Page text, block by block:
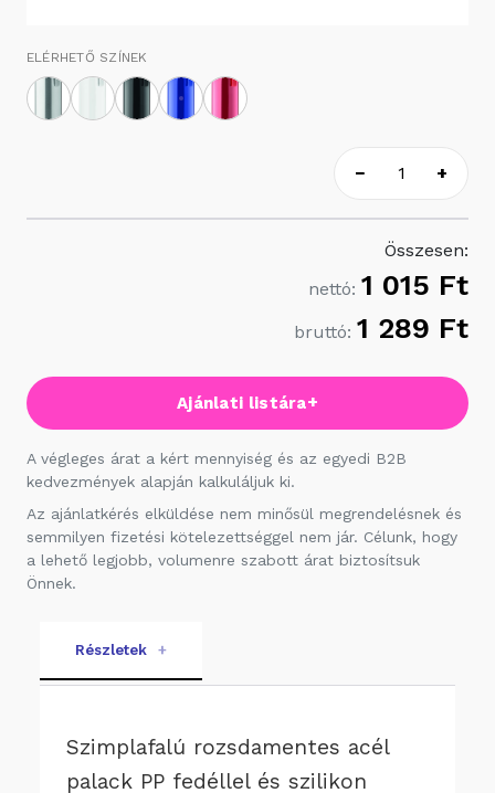
ELÉRHETŐ SZÍNEK
− +
Összesen:
nettó: 1 015 Ft
bruttó: 1 289 Ft
Ajánlati listára+
A végleges árat a kért mennyiség és az egyedi B2B
kedvezmények alapján kalkuláljuk ki.
Az ajánlatkérés elküldése nem minősül megrendelésnek és
semmilyen fizetési kötelezettséggel nem jár. Célunk, hogy
a lehető legjobb, volumenre szabott árat biztosítsuk
Önnek.
Részletek +
Szimplafalú rozsdamentes acél
palack PP fedéllel és szilikon